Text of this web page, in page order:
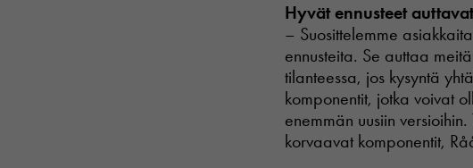
Hyvät ennusteet
– Suosittelemme
ennusteita. Se auttaa
tilanteessa, jos kysyntä
komponentit, jotka voivat
enemmän uusiin
korvaavat komponentit,